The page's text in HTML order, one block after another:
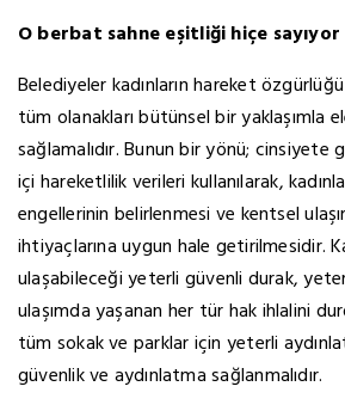
O berbat sahne eşitliği hiçe sayıyor
Belediyeler kadınların hareket
tüm olanakları bütünsel bir yaklaşımla
sağlamalıdır. Bunun bir yönü; cinsiyete
içi hareketlilik verileri kullanılarak,
engellerinin belirlenmesi ve kentsel
ihtiyaçlarına uygun hale getirilmesidir.
ulaşabileceği yeterli güvenli durak,
ulaşımda yaşanan her tür hak ihlalini
tüm sokak ve parklar için yeterli
güvenlik ve aydınlatma sağlanmalıdır.